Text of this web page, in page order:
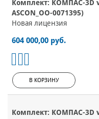
Комплект: КОМПАС-3D
ASCON_ОО-0071395)
Новая лицензия
604 000,00 руб.
В КОРЗИНУ
Комплект: КОМПАС-3D